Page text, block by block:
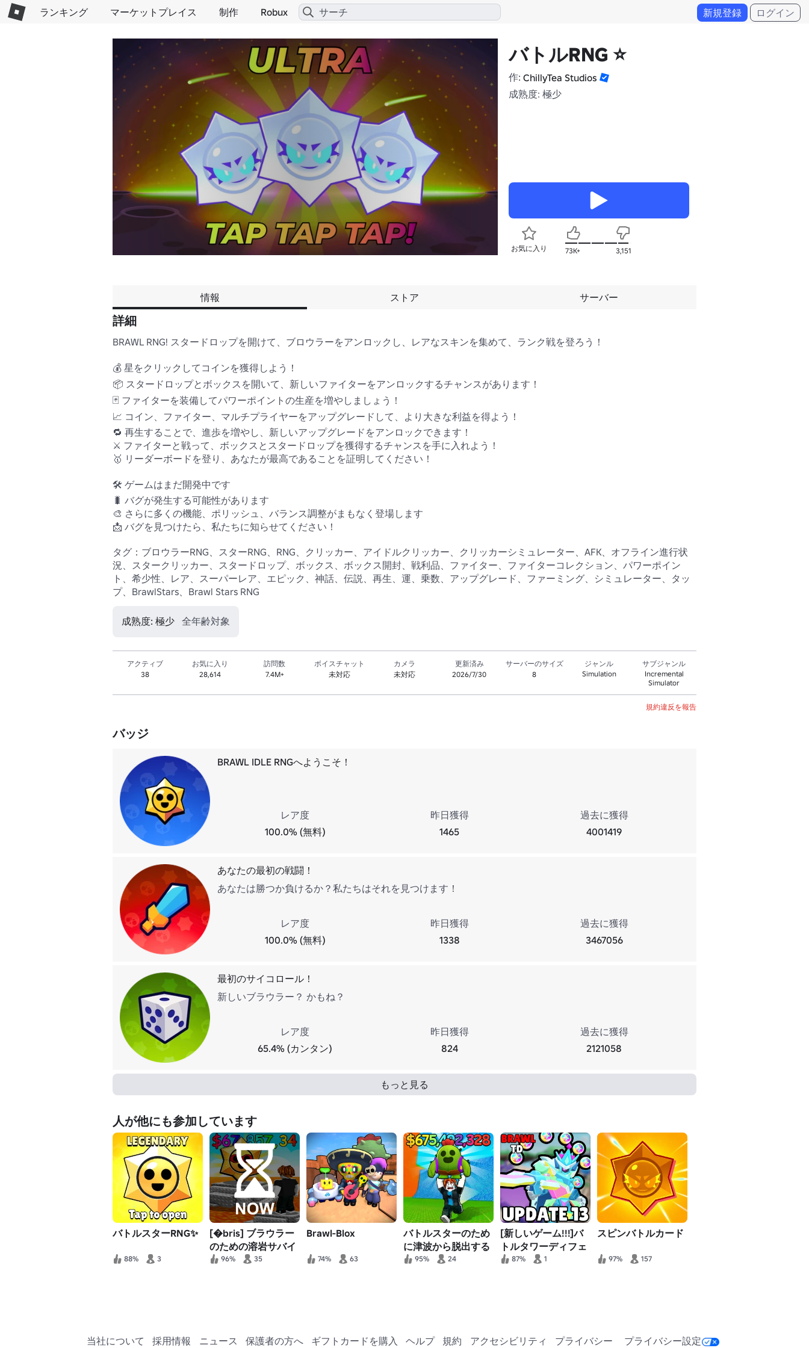
ランキング マーケットプレイス 制作 Robux 新規登録 ログイン
バトルRNG ⭐
作: ChillyTea Studios
成熟度: 極少
お気に入り 73K+ 3,151
情報 ストア サーバー
詳細
BRAWL RNG! スタードロップを開けて、ブロウラーをアンロックし、レアなスキンを集めて、ランク戦を登ろう！
💰 星をクリックしてコインを獲得しよう！
📦 スタードロップとボックスを開いて、新しいファイターをアンロックするチャンスがあります！
🃏 ファイターを装備してパワーポイントの生産を増やしましょう！
📈 コイン、ファイター、マルチプライヤーをアップグレードして、より大きな利益を得よう！
🔁 再生することで、進歩を増やし、新しいアップグレードをアンロックできます！
⚔️ ファイターと戦って、ボックスとスタードロップを獲得するチャンスを手に入れよう！
🥇 リーダーボードを登り、あなたが最高であることを証明してください！
🛠️ ゲームはまだ開発中です
🐛 バグが発生する可能性があります
🎨 さらに多くの機能、ポリッシュ、バランス調整がまもなく登場します
📩 バグを見つけたら、私たちに知らせてください！
タグ：ブロウラーRNG、スターRNG、RNG、クリッカー、アイドルクリッカー、クリッカーシミュレーター、AFK、オフライン進行状
況、スタークリッカー、スタードロップ、ボックス、ボックス開封、戦利品、ファイター、ファイターコレクション、パワーポイン
ト、希少性、レア、スーパーレア、エピック、神話、伝説、再生、運、乗数、アップグレード、ファーミング、シミュレーター、タッ
プ、BrawlStars、Brawl Stars RNG
成熟度: 極少 全年齢対象
アクティブ
38
お気に入り
28,614
訪問数
7.4M+
ボイスチャット
未対応
カメラ
未対応
更新済み
2026/7/30
サーバーのサイズ
8
ジャンル
Simulation
サブジャンル
Incremental
Simulator
規約違反を報告
バッジ
BRAWL IDLE RNGへようこそ！
レア度
100.0% (無料)
昨日獲得
1465
過去に獲得
4001419
あなたの最初の戦闘！
あなたは勝つか負けるか？私たちはそれを見つけます！
レア度
100.0% (無料)
昨日獲得
1338
過去に獲得
3467056
最初のサイコロール！
新しいブラウラー？ かもね？
レア度
65.4% (カンタン)
昨日獲得
824
過去に獲得
2121058
もっと見る
人が他にも参加しています
バトルスターRNG✨
88% 3
[�bris] ブラウラー
のための溶岩サバイ
バル！ 🔥
96% 35
Brawl-Blox
74% 63
バトルスターのため
に津波から脱出する
95% 24
[新しいゲーム!!!]バ
トルタワーディフェ
ンス87% 1
スピンバトルカード
97% 157
当社について 採用情報 ニュース 保護者の方へ ギフトカードを購入 ヘルプ 規約 アクセシビリティ プライバシー プライバシー設定